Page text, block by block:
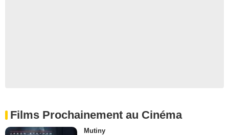
Films Prochainement au Cinéma
Mutiny